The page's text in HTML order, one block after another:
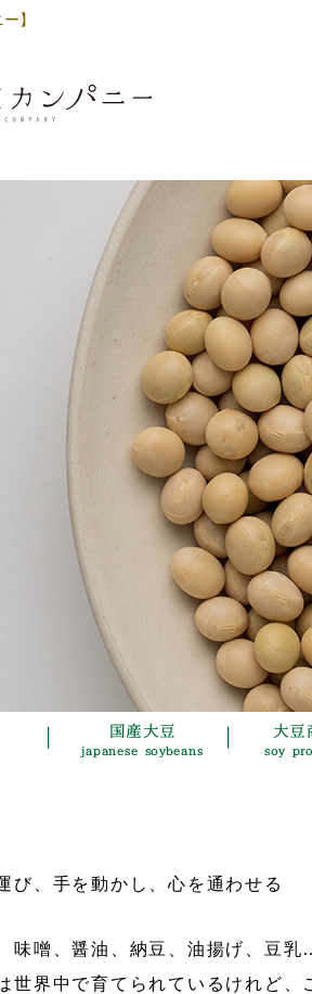
】
び、手を動かし、心を通わせる
味噌、醤油、納豆、油揚げ、豆
世界中で育てられているけれど